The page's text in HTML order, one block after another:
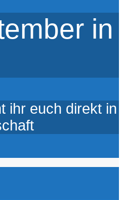
in
ihr euch direkt in